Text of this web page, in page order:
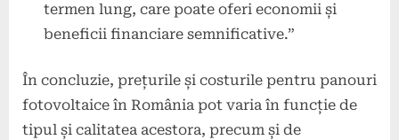
termen lung, care poate oferi economii și
beneficii financiare semnificative.”
În concluzie, prețurile și costurile pentru panouri
fotovoltaice în România pot varia în funcție de
tipul și calitatea acestora, precum și de